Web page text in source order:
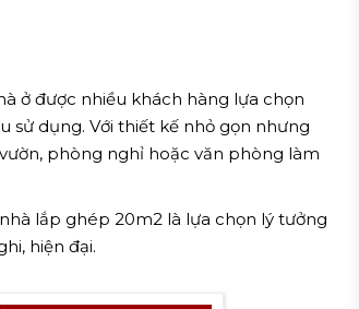
ở được nhiều khách hàng lựa chọn
sử dụng. Với thiết kế nhỏ gọn nhưng
phòng nghỉ hoặc văn phòng làm
lắp ghép 20m2 là lựa chọn lý tưởng
hiện đại.